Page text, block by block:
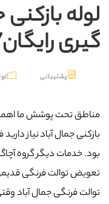
لوله
گیری رایگان09129615767
پشتیبانی
مناطق تحت پوشش ما
بازکنی جمال آباد نیاز
بود. خدمات دیگر گروه
تعویض توالت فرنگی
توالت فرنگی جمال آباد